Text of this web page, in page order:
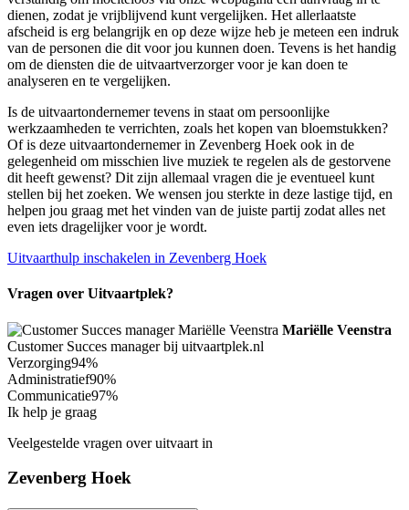
dienen, zodat je vrijblijvend kunt vergelijken. Het allerlaatste
afscheid is erg belangrijk en op deze wijze heb je meteen een indruk
van de personen die dit voor jou kunnen doen. Tevens is het handig
om de diensten die de uitvaartverzorger voor je kan doen te
analyseren en te vergelijken.
Is de uitvaartondernemer tevens in staat om persoonlijke
werkzaamheden te verrichten, zoals het kopen van bloemstukken?
Of is deze uitvaartondernemer in Zevenberg Hoek ook in de
gelegenheid om misschien live muziek te regelen als de gestorvene
dit heeft gewenst? Dit zijn allemaal vragen die je eventueel kunt
stellen bij het zoeken. We wensen jou sterkte in deze lastige tijd, en
helpen jou graag met het vinden van de juiste partij zodat alles net
even iets dragelijker voor je wordt.
Uitvaarthulp inschakelen in Zevenberg Hoek
Vragen over Uitvaartplek?
Mariëlle Veenstra
Customer Succes manager bij uitvaartplek.nl
Verzorging94%
Administratief90%
Communicatie97%
Ik help je graag
Veelgestelde vragen over uitvaart in
Zevenberg Hoek